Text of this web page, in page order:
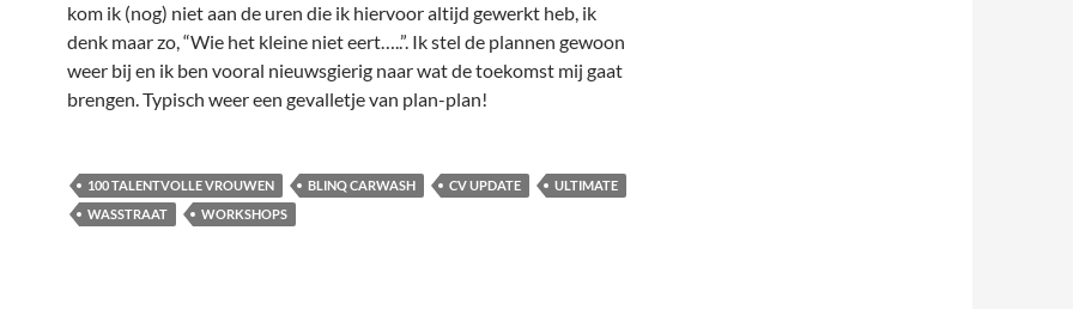
kom ik (nog) niet aan de uren die ik hiervoor altijd gewerkt heb, ik
denk maar zo, “Wie het kleine niet eert…..”. Ik stel de plannen gewoon
weer bij en ik ben vooral nieuwsgierig naar wat de toekomst mij gaat
brengen. Typisch weer een gevalletje van plan-plan!
100 TALENTVOLLE VROUWEN BLINQ CARWASH CV UPDATE
ULTIMATE
WASSTRAAT
WORKSHOPS